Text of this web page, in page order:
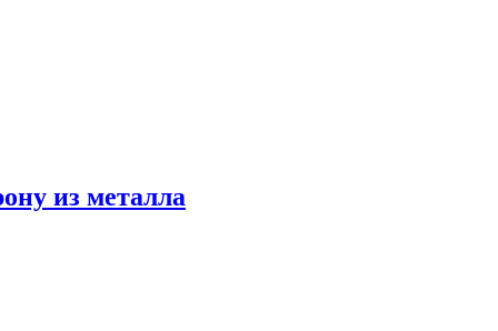
из металла